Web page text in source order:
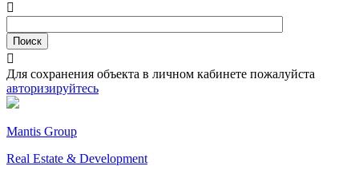


Для сохранения объекта в личном кабинете пожалуйста
авторизируйтесь
Mantis Group
Real Estate & Development